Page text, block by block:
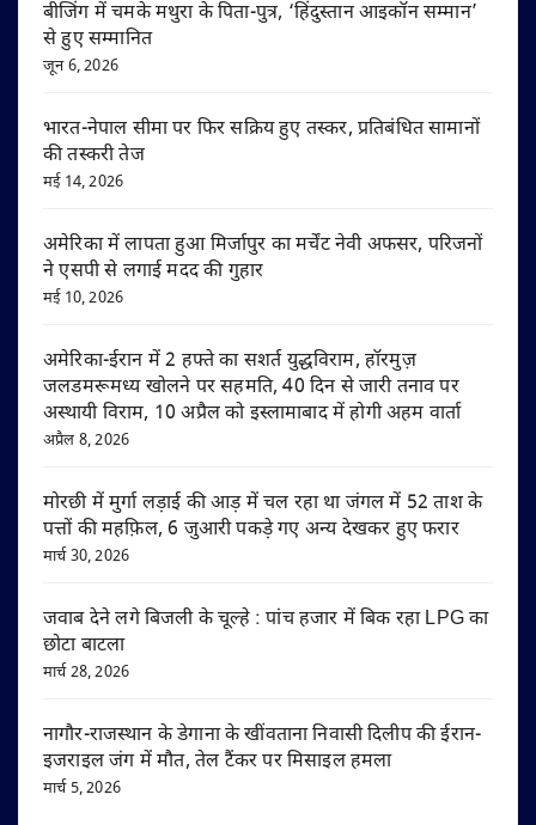
बीजिंग में चमके मथुरा के पिता-पुत्र, ‘हिंदुस्तान आइकॉन सम्मान’
से हुए सम्मानित
जून 6, 2026
भारत-नेपाल सीमा पर फिर सक्रिय हुए तस्कर, प्रतिबंधित सामानों
की तस्करी तेज
मई 14, 2026
अमेरिका में लापता हुआ मिर्जापुर का मर्चेंट नेवी अफसर, परिजनों
ने एसपी से लगाई मदद की गुहार
मई 10, 2026
अमेरिका-ईरान में 2 हफ्ते का सशर्त युद्धविराम, हॉरमुज़
जलडमरूमध्य खोलने पर सहमति, 40 दिन से जारी तनाव पर
अस्थायी विराम, 10 अप्रैल को इस्लामाबाद में होगी अहम वार्ता
अप्रैल 8, 2026
मोरछी में मुर्गा लड़ाई की आड़ में चल रहा था जंगल में 52 ताश के
पत्तों की महफ़िल, 6 जुआरी पकड़े गए अन्य देखकर हुए फरार
मार्च 30, 2026
जवाब देने लगे बिजली के चूल्हे : पांच हजार में बिक रहा LPG का
छोटा बाटला
मार्च 28, 2026
नागौर-राजस्थान के डेगाना के खींवताना निवासी दिलीप की ईरान-
इजराइल जंग में मौत, तेल टैंकर पर मिसाइल हमला
मार्च 5, 2026